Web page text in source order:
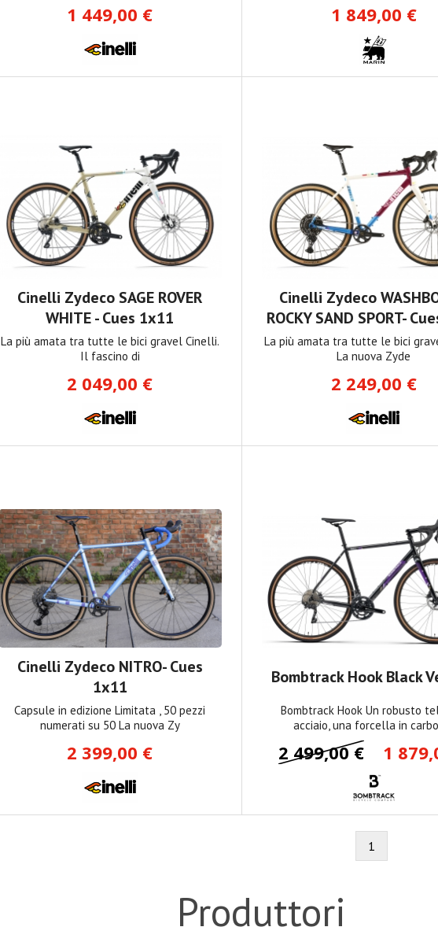
1 449,00 € 1 849,00 €
Cinelli Zydeco SAGE ROVER
WHITE - Cues 1x11
La più amata tra tutte le bici gravel Cinelli.
Il fascino di
2 049,00 €
Cinelli Zydeco
ROCKY SAND SPORT-
La più amata tra tutte le bici
La nuova Zyde
2 249,00 €
Cinelli Zydeco NITRO- Cues
1x11
Capsule in edizione Limitata , 50 pezzi
numerati su 50 La nuova Zy
2 399,00 €
Bombtrack Hook Black
Bombtrack Hook Un robusto
acciaio, una forcella in
2 499,00 € 1
1
Produttori